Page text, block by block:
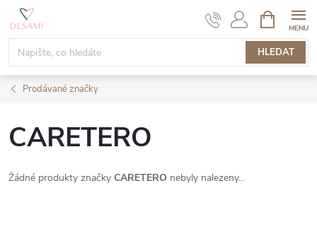
Přejít
obsah
HLEDAT
NÁKUPNÍ
KOŠÍK
Prodávané značky
CARETERO
Žádné produkty značky CARETERO nebyly nalezeny...